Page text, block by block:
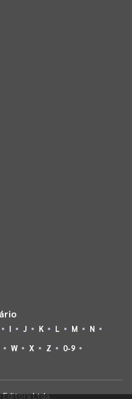
I J K L M
N
W X Z 0-9
Editora Ltda.